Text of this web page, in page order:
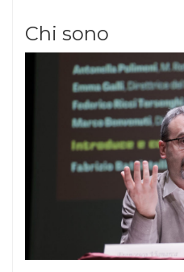
Chi sono